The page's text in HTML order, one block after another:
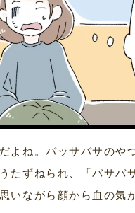
よね。バッサバサのや
たずねられ、「バサバ
ながら顔から血の気